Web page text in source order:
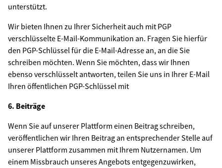
unterstützt.
Wir bieten Ihnen zu Ihrer Sicherheit auch mit PGP
verschlüsselte E-Mail-Kommunikation an. Fragen Sie hierfür
den PGP-Schlüssel für die E-Mail-Adresse an, an die Sie
schreiben möchten. Wenn Sie möchten, dass wir Ihnen
ebenso verschlüsselt antworten, teilen Sie uns in Ihrer E-Mail
Ihren öffentlichen PGP-Schlüssel mit
6. Beiträge
Wenn Sie auf unserer Plattform einen Beitrag schreiben,
veröffentlichen wir Ihren Beitrag an entsprechender Stelle auf
unserer Plattform zusammen mit Ihrem Nutzernamen. Um
einem Missbrauch unseres Angebots entgegenzuwirken,